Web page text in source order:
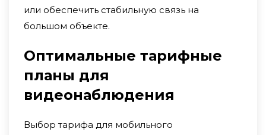
или обеспечить стабильную связь на
большом объекте.
Оптимальные тарифные
планы для
видеонаблюдения
Выбор тарифа для мобильного